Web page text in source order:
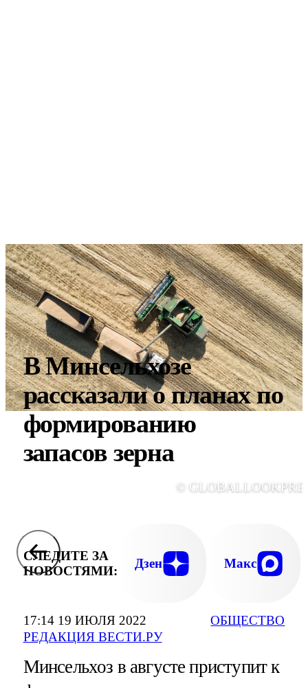
17:14 19 ИЮЛЯ 2022
РЕДАКЦИЯ ВЕСТИ.РУ
ОБЩЕСТВО
В Минсельхозе
рассказали о планах по
формированию
запасов зерна
©
СЛЕДИТЕ ЗА
НОВОСТЯМИ:
Дзен Макс
Минсельхоз в августе приступит к